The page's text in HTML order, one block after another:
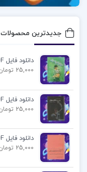
جدیدترین محصولات
دانلود فایل PDF کتاب زیست شناسی جامع دوازدهم
25,000 تومان
دانلود فایل PDF کتاب زن در تئاتر جهان منوچهر اکبرلو
25,000 تومان
دانلود فایل PDF کتاب زن در جستجوی رهایی ورنر تونسن
25,000 تومان